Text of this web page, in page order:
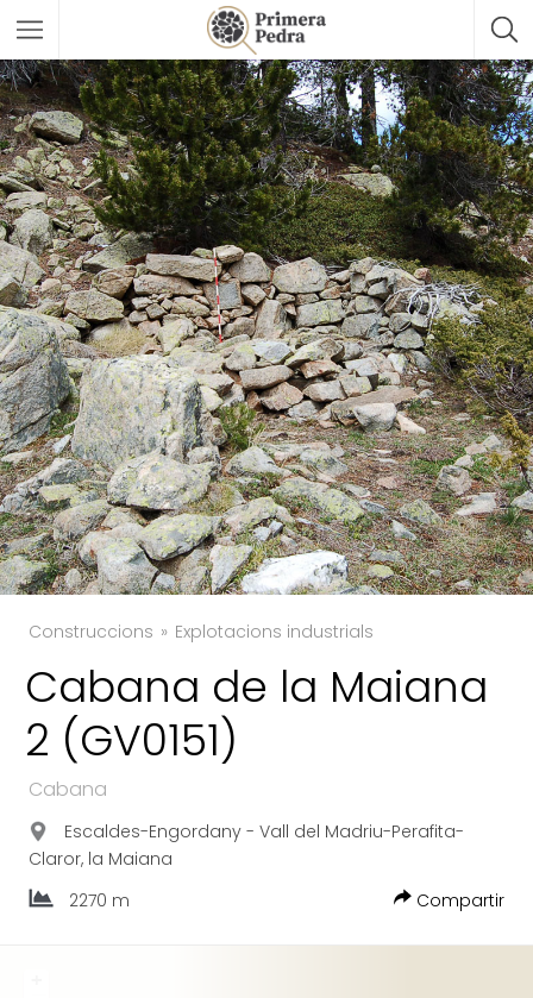
Construccions Explotacions industrials
Cabana de la Maiana
2 (GV0151)
Cabana
Escaldes-Engordany - Vall del Madriu-Perafita-
Claror, la Maiana
2270 m
Compartir